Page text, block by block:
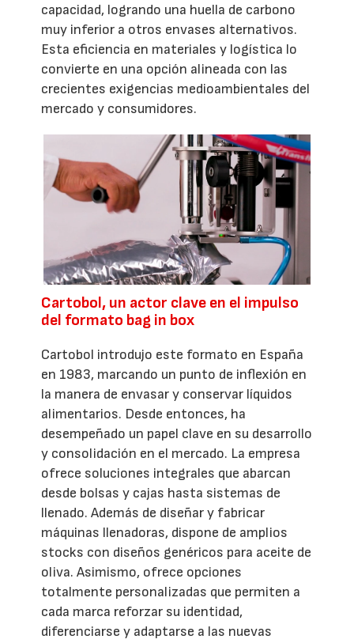
capacidad, logrando una huella de carbono
muy inferior a otros envases alternativos.
Esta eficiencia en materiales y logística lo
convierte en una opción alineada con las
crecientes exigencias medioambientales del
mercado y consumidores.
Cartobol, un actor clave en el impulso
del formato bag in box
Cartobol introdujo este formato en España
en 1983, marcando un punto de inflexión en
la manera de envasar y conservar líquidos
alimentarios. Desde entonces, ha
desempeñado un papel clave en su desarrollo
y consolidación en el mercado. La empresa
ofrece soluciones integrales que abarcan
desde bolsas y cajas hasta sistemas de
llenado. Además de diseñar y fabricar
máquinas llenadoras, dispone de amplios
stocks con diseños genéricos para aceite de
oliva. Asimismo, ofrece opciones
totalmente personalizadas que permiten a
cada marca reforzar su identidad,
diferenciarse y adaptarse a las nuevas